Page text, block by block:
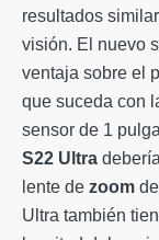
resultados
visión. El nuevo
ventaja sobre el
que suceda con
sensor de 1
S22 Ultra
lente de zoom
Ultra también